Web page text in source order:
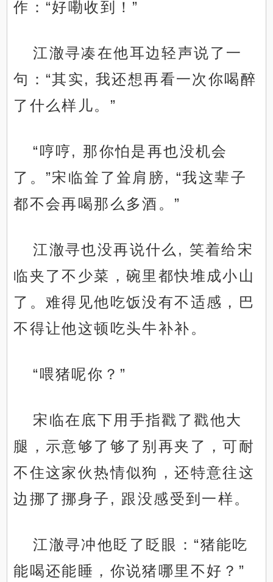
作：“好嘞收到！”
江澈寻凑在他耳边轻声说了一
句：“其实, 我还想再看一次你喝醉
了什么样儿。”
“哼哼, 那你怕是再也没机会
了。”宋临耸了耸肩膀, “我这辈子
都不会再喝那么多酒。”
江澈寻也没再说什么, 笑着给宋
临夹了不少菜，碗里都快堆成小山
了。难得见他吃饭没有不适感，巴
不得让他这顿吃头牛补补。
“喂猪呢你？”
宋临在底下用手指戳了戳他大
腿，示意够了够了别再夹了，可耐
不住这家伙热情似狗，还特意往这
边挪了挪身子, 跟没感受到一样。
江澈寻冲他眨了眨眼：“猪能吃
能喝还能睡，你说猪哪里不好？”